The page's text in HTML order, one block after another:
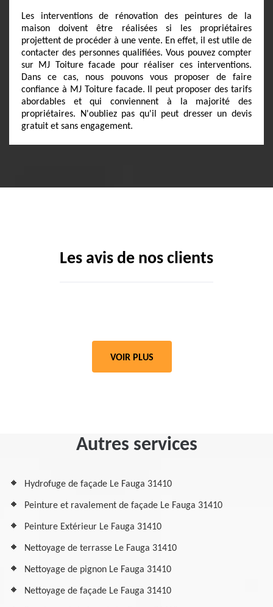
Les interventions de rénovation des peintures de la
maison doivent être réalisées si les propriétaires
projettent de procéder à une vente. En effet, il est utile de
contacter des personnes qualifiées. Vous pouvez compter
sur MJ Toiture facade pour réaliser ces interventions.
Dans ce cas, nous pouvons vous proposer de faire
confiance à MJ Toiture facade. Il peut proposer des tarifs
abordables et qui conviennent à la majorité des
propriétaires. N'oubliez pas qu'il peut dresser un devis
gratuit et sans engagement.
Les avis de nos clients
VOIR PLUS
Autres services
Hydrofuge de façade Le Fauga 31410
Peinture et ravalement de façade Le Fauga 31410
Peinture Extérieur Le Fauga 31410
Nettoyage de terrasse Le Fauga 31410
Nettoyage de pignon Le Fauga 31410
Nettoyage de façade Le Fauga 31410